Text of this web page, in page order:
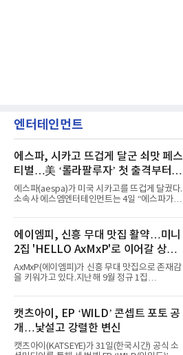
엔터테인먼트
에스파, 시카고 뜨겁게 달군 쇠맛 페스
티벌…美 ‘롤라팔루자’ 첫 출격부터
증명한 존재감
에스파(aespa)가 미국 시카고를 뜨겁게 달궜다.
소속사 에스엠엔터테인먼트는 4일 “에스파가
서 열린 ‘롤라팔루자 시카고’(Lollapalooza
Chicago)의 알리안츠 스테이지에 올랐다”며
“총 14곡으로 구성된 세트리스트를 선사, 데뷔 7
년 차다운 노련한 무대 매너와 파워풀한 에너지
로 현장의 분위기를 압도했다”고 밝혔다.1991
년 시작된 ‘롤라팔루자’는 8개 스테이지, 170여
팀의 아티스트와 40만 명 이상의 관객이 운집하
코르티스 등 K팝 스타들이 출연진 명단에 이름
을 올렸다.이날 에스파는
에이엠피, 신흥 무대 맛집 활약…미니
2집 'HELLO AxMxP'로 이어갈 상승
세
AxMxP(에이엠피)가 신흥 무대 맛집으로 존재감
을 키워가고 있다.지난해 9월 정규 1집
AxMxP는 데뷔 전부터 버스킹과 각종 페스티벌,
공연 무대에 오르며 실전 경험을 쌓아왔다.이들
은 소속사 패밀리 콘서트를 비롯해 '뷰티풀 민트
라이프 2025', '2025 부산국제록페스티벌' 등 대
형 무대에 잇달아 출연해 당찬 에너지와 풋풋한
매력으로 음악팬들의 눈도장을 찍었다.이후
캣츠아이, EP ‘WILD’ 콘셉트 포토 공
개…낯설고 강렬한 변신
캣츠아이(KATSEYE)가 31일(한국시간) 공식 소